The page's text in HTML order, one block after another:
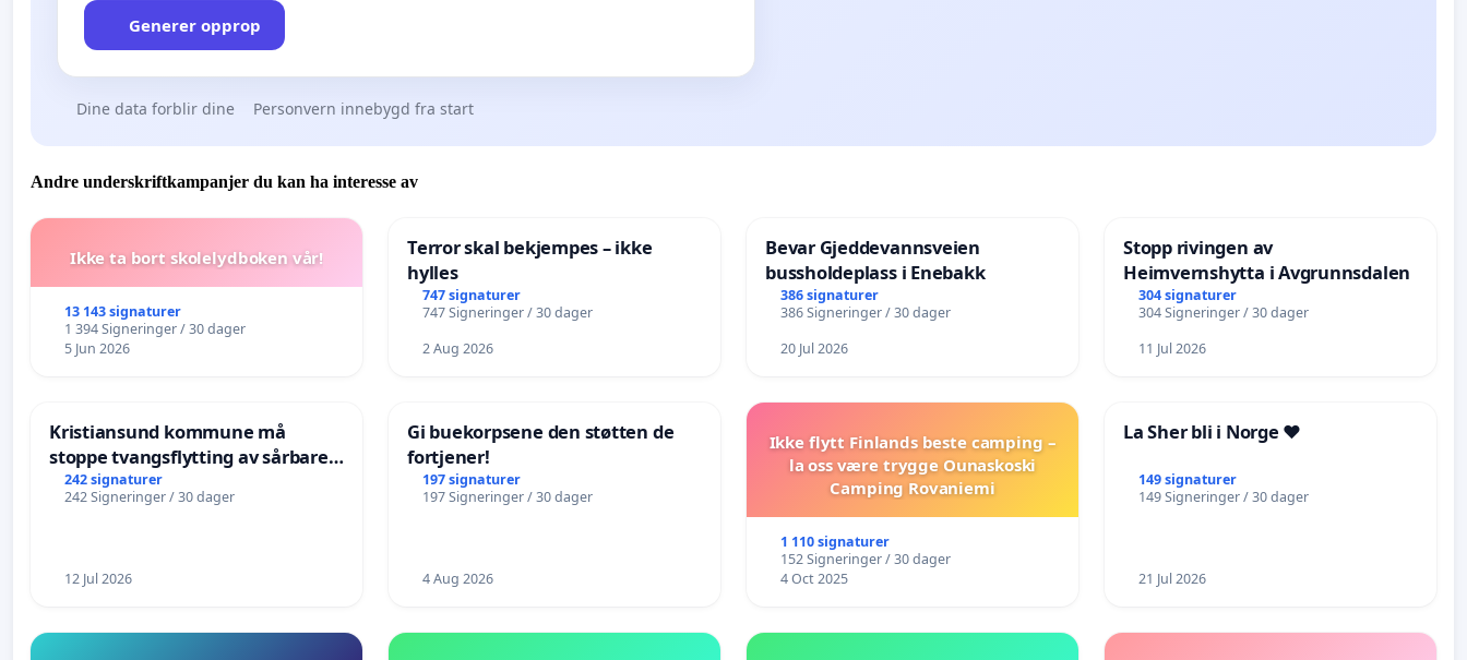
Generer opprop
Dine data forblir dine Personvern innebygd fra start
Andre underskriftkampanjer du kan ha interesse av
Ikke ta bort skolelydboken vår!
13 143 signaturer
1 394 Signeringer / 30 dager
5 Jun 2026
Terror skal bekjempes – ikke
hylles
747 signaturer
747 Signeringer / 30 dager
2 Aug 2026
Bevar Gjeddevannsveien
bussholdeplass i Enebakk
386 signaturer
386 Signeringer / 30 dager
20 Jul 2026
Stopp rivingen av
Heimvernshytta i Avgrunnsdalen
304 signaturer
304 Signeringer / 30 dager
11 Jul 2026
Kristiansund kommune må
stoppe tvangsflytting av sårbare
eldre
242 signaturer
242 Signeringer / 30 dager
12 Jul 2026
Gi buekorpsene den støtten de
fortjener!
197 signaturer
197 Signeringer / 30 dager
4 Aug 2026
Ikke flytt Finlands beste camping –
la oss være trygge Ounaskoski
Camping Rovaniemi
1 110 signaturer
152 Signeringer / 30 dager
4 Oct 2025
La Sher bli i Norge ❤️
149 signaturer
149 Signeringer / 30 dager
21 Jul 2026